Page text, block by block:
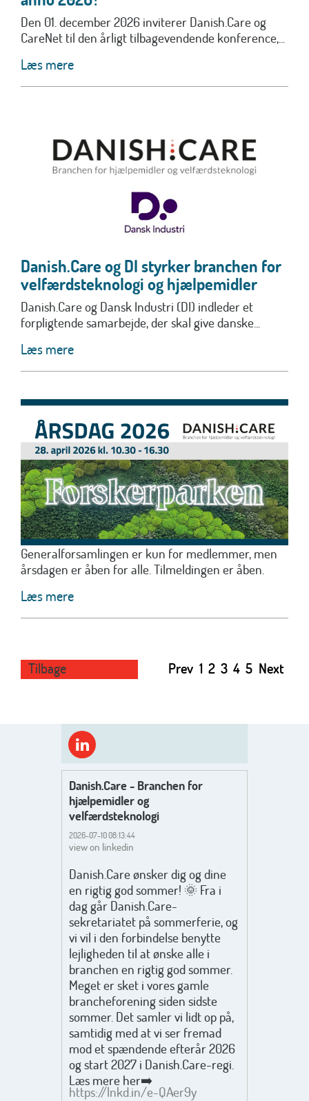
Den 01. december 2026 inviterer Danish.Care og
CareNet til den årligt tilbagevendende konference,...
Læs mere
Danish.Care og DI styrker branchen for
velfærdsteknologi og hjælpemidler
Danish.Care og Dansk Industri (DI) indleder et
forpligtende samarbejde, der skal give danske...
Læs mere
Generalforsamlingen er kun for medlemmer, men
årsdagen er åben for alle. Tilmeldingen er åben.
Læs mere
Tilbage Prev 1 2 3 4 5 Next
Danish.Care - Branchen for
hjælpemidler og
velfærdsteknologi
2026-07-10 08:13:44
view on linkedin
Danish.Care ønsker dig og dine
en rigtig god sommer! 🌞 Fra i
dag går Danish.Care-
sekretariatet på sommerferie, og
vi vil i den forbindelse benytte
lejligheden til at ønske alle i
branchen en rigtig god sommer.
Meget er sket i vores gamle
brancheforening siden sidste
sommer. Det samler vi lidt op på,
samtidig med at vi ser fremad
mod et spændende efterår 2026
og start 2027 i Danish.Care-regi.
Læs mere her➡️
https://lnkd.in/e-QAer9y